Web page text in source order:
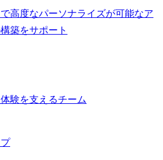
高度なパーソナライズが可能なア
築をサポート
験を支えるチーム